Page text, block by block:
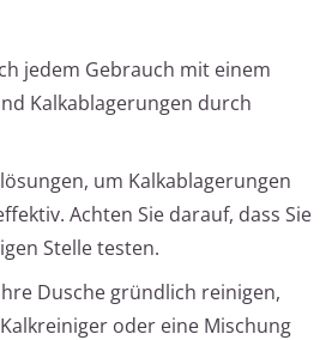
jedem Gebrauch mit einem
Kalkablagerungen durch
um Kalkablagerungen
Achten Sie darauf, dass Sie
Stelle testen.
Dusche gründlich reinigen,
oder eine Mischung